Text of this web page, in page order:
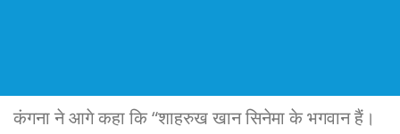
कंगना ने आगे कहा कि “शाहरुख खान सिनेमा के भगवान हैं।